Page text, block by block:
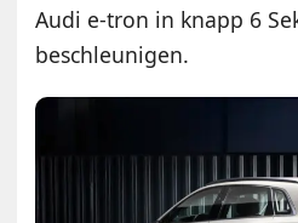
Audi e-tron in knapp 6
beschleunigen.